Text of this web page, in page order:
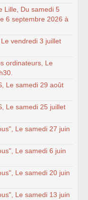
Lille, Du samedi 5
6 septembre 2026 à
vendredi 3 juillet
ordinateurs, Le
Le samedi 29 août
Le samedi 25 juillet
Le samedi 27 juin
Le samedi 6 juin
Le samedi 20 juin
Le samedi 13 juin